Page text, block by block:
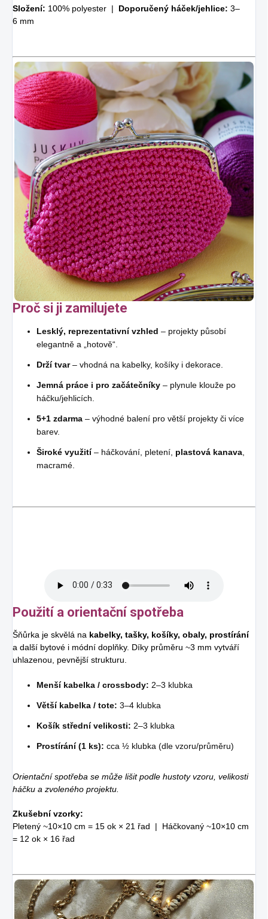
Složení: 100% polyester | Doporučený háček/jehlice: 3–
6 mm
Proč si ji zamilujete
Lesklý, reprezentativní vzhled – projekty působí
elegantně a „hotově“.
Drží tvar– vhodná na kabelky, košíky i dekorace.
Jemná práce i pro začátečníky – plynule klouže po
háčku/jehlicích.
5+1 zdarma – výhodné balení pro větší projekty či více
barev.
Široké využití– háčkování, pletení, plastová kanava
macramé.
Použití a orientační spotřeba
Šňůrka je skvělá na kabelky, tašky, košíky, obaly, prostírání
a další bytové i módní doplňky. Díky průměru ~3 mm vytváří
uhlazenou, pevnější strukturu.
Menší kabelka / crossbody: 2–3 klubka
Větší kabelka / tote: 3–4 klubka
Košík střední velikosti: 2–3 klubka
Prostírání (1 ks): cca ½ klubka (dle vzoru/průměru)
Orientační spotřeba se může lišit podle hustoty vzoru, velikosti
háčku a zvoleného projektu.
Zkušební vzorky:
Pletený ~10×10 cm = 15 ok × 21 řad | Háčkovaný ~10×10 cm
= 12 ok × 16 řad